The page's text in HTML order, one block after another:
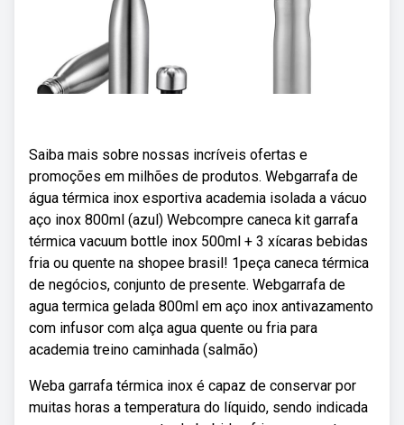
Saiba mais sobre nossas incríveis ofertas e
promoções em milhões de produtos. Webgarrafa de
água térmica inox esportiva academia isolada a vácuo
aço inox 800ml (azul) Webcompre caneca kit garrafa
térmica vacuum bottle inox 500ml + 3 xícaras bebidas
fria ou quente na shopee brasil! 1peça caneca térmica
de negócios, conjunto de presente. Webgarrafa de
agua termica gelada 800ml em aço inox antivazamento
com infusor com alça agua quente ou fria para
academia treino caminhada (salmão)
Weba garrafa térmica inox é capaz de conservar por
muitas horas a temperatura do líquido, sendo indicada